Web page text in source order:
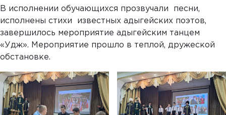
В исполнении обучающихся прозвучали песни,
исполнены стихи известных адыгейских поэтов,
завершилось мероприятие адыгейским танцем
«Удж». Мероприятие прошло в теплой, дружеской
обстановке.